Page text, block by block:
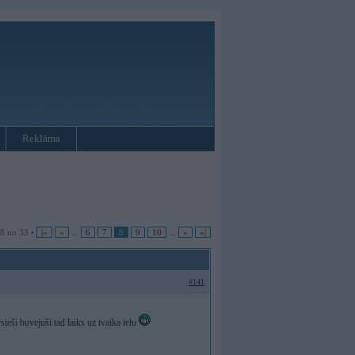
Reklāma
no 33 • |« « 6 7 8 9 10 » »|
#141
buvejuši tad laiks uz tvaika ielu